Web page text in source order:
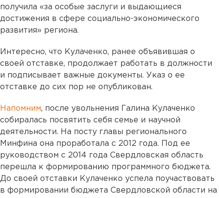
получила «за особые заслуги и выдающиеся
достижения в сфере социально-экономического
развития» региона.
Интересно, что Кулаченко, ранее объявившая о
своей отставке, продолжает работать в должности
и подписывает важные документы. Указ о ее
отставке до сих пор не опубликован.
Напомним, после увольнения Галина Кулаченко
собиралась посвятить себя семье и научной
деятельности. На посту главы регионального
Минфина она проработала с 2012 года. Под ее
руководством с 2014 года Свердловская область
перешла к формированию программного бюджета.
До своей отставки Кулаченко успела поучаствовать
в формировании бюджета Свердловской области на